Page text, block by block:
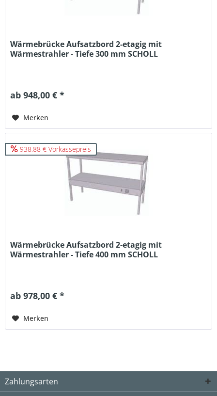
Wärmebrücke Aufsatzbord 2-etagig mit
Wärmestrahler - Tiefe 300 mm SCHOLL
ab 948,00 € *
Merken
938,88 € Vorkassepreis
Wärmebrücke Aufsatzbord 2-etagig mit
Wärmestrahler - Tiefe 400 mm SCHOLL
ab 978,00 € *
Merken
Zahlungsarten